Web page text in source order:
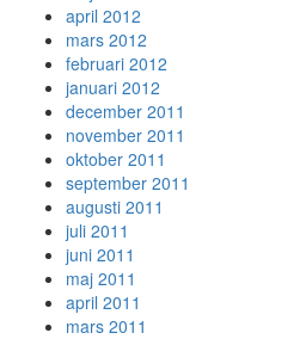
april 2012
mars 2012
februari 2012
januari 2012
december 2011
november 2011
oktober 2011
september 2011
augusti 2011
juli 2011
juni 2011
maj 2011
april 2011
mars 2011